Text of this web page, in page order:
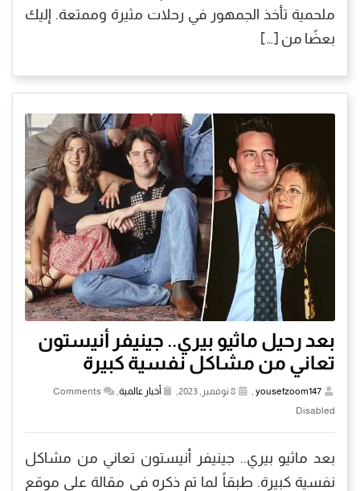
ملحمية تأخذ الجمهور في رحلات مثيرة وممتعة. إليك
بعضًا من […]
بعد رحيل ماثيو بيري.. جينيفر أنيستون
تعاني من مشاكل نفسية كبيرة
yousefzoom147 أخبار عالمية
Comments
Disabled
بعد ماثيو بيري.. جينيفر أنيستون تعاني من مشاكل
نفسية كبيرة. طبقاً لما تم ذكره في مقالة على موقع